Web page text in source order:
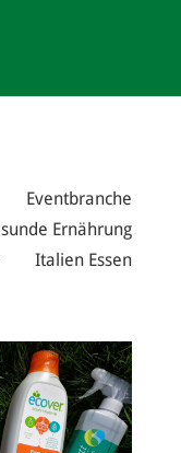
Eventbranche
Ernährung
Italien Essen